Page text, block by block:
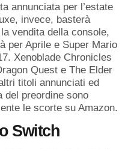
annunciata per l’estate
invece, basterà
vendita della console,
per Aprile e Super Mario
Xenoblade Chronicles
Quest e The Elder
titoli annunciati ed
del preordine sono
le scorte su Amazon.
Switch